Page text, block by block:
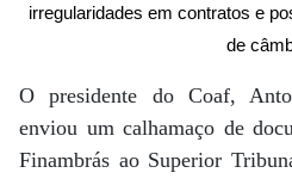
irregularidades em contratos e
de
O presidente do Coaf,
enviou um calhamaço de
Finambrás ao Superior